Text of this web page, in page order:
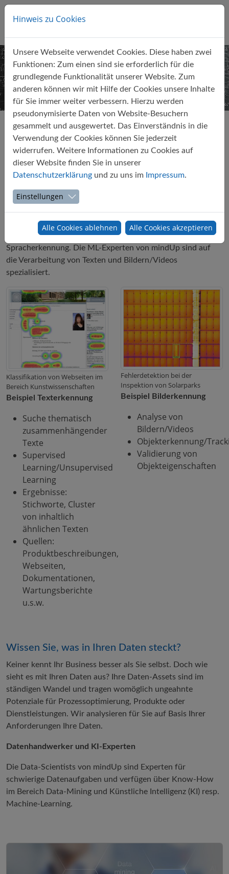
Direkt zur Hauptnavigation springen
Direkt zum Inhalt springen
Zur Unternavigation springen
Maschinelles-Lernen & KI
Die Verfahren aus dem Maschinellen-Lernen (Künstliche-
Muster bzw. Modelle zu extrahieren. Diese können dann auf
bisher unbekannte Daten in laufenden Prozessen für die
Validierung, die Prognose oder die Steuerung vergewendet
werden. Klassische Anwendungsfelder sind Text-, Bild- und
Spracherkennung. Die ML-Experten von mindUp sind auf
die Verarbeitung von Texten und Bildern/Videos
spezialisiert.
Klassifikation von Webseiten im
Bereich Kunstwissenschaften
Beispiel Texterkennung
Suche thematisch
zusammenhängender
Texte
Supervised
Learning/Unsupervised
Learning
Ergebnisse:
Stichworte, Cluster
von inhaltlich
ähnlichen Texten
Quellen:
Produktbeschreibungen,
Webseiten,
Dokumentationen,
Wartungsberichte
u.s.w.
Fehlerdetektion bei der
Inspektion von Solarparks
Beispiel Bilderkennung
Analyse von
Bildern/Videos
Objekterkennung/
Validierung von
Objekteigenschaften
Wissen Sie, was in Ihren Daten steckt?
Keiner kennt Ihr Business besser als Sie selbst. Doch wie
sieht es mit Ihren Daten aus? Ihre Daten-Assets sind im
ständigen Wandel und tragen womöglich ungeahnte
Potenziale für Prozessoptimierung, Produkte oder
Dienstleistungen. Wir analysieren für Sie auf Basis Ihrer
Anforderungen Ihre Daten.
Datenhandwerker und KI-Experten
Die Data-Scientists von mindUp sind Experten für
schwierige Datenaufgaben und verfügen über Know-How
im Bereich Data-Mining und Künstliche Intelligenz (KI) resp.
Machine-Learning.
Hinweis zu Cookies
Unsere Webseite verwendet Cookies. Diese haben zwei
Funktionen: Zum einen sind sie erforderlich für die
grundlegende Funktionalität unserer Website. Zum
anderen können wir mit Hilfe der Cookies unsere Inhalte
für Sie immer weiter verbessern. Hierzu werden
pseudonymisierte Daten von Website-Besuchern
gesammelt und ausgewertet. Das Einverständnis in die
Verwendung der Cookies können Sie jederzeit
widerrufen. Weitere Informationen zu Cookies auf
dieser Website finden Sie in unserer
Datenschutzerklärung und zu uns im Impressum.
Einstellungen
Alle Cookies ablehnen Alle Cookies akzeptieren
Menu
Lösungen
Leistungen
Aktuell
Use-Cases
Unternehmen
Kontakt
Datenhandwerk
Sprachmodelle & LLMs
Maschinelles Lernen & KI
Systementwicklung
Forschung